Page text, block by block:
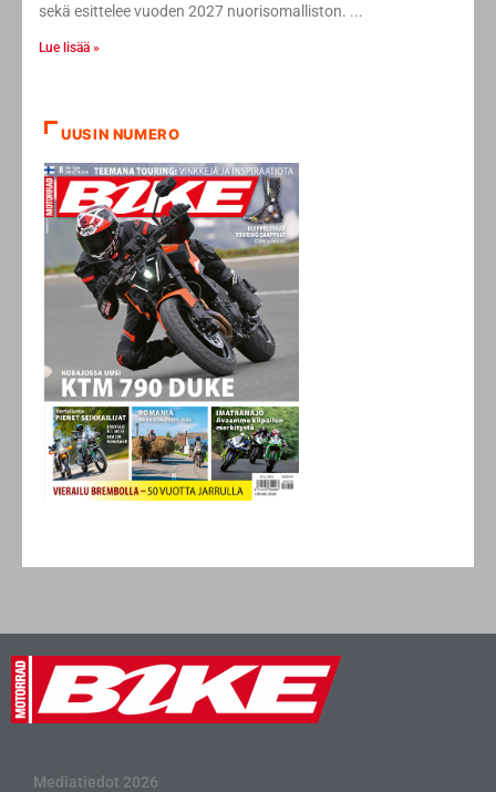
sekä esittelee vuoden 2027 nuorisomalliston.
Lue lisää »
UUSIN NUMERO
Mediatiedot 2026